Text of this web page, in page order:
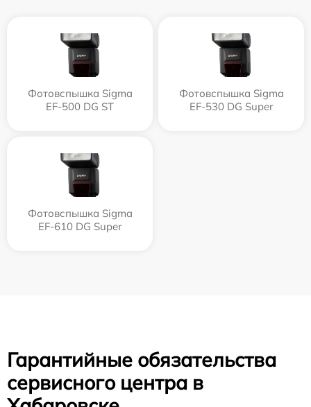
Фотовспышка Sigma
EF-500 DG ST
Фотовспышка Sigma
EF-530 DG Super
Фотовспышка Sigma
EF-610 DG Super
Гарантийные обязательства
сервисного центра в